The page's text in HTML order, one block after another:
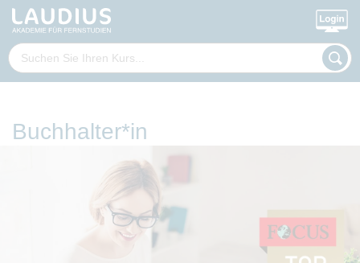
Buchhalter*in